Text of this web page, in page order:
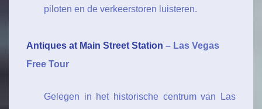
piloten en de verkeerstoren luisteren.
Antiques at Main Street Station – Las Vegas
Free Tour
Gelegen in het historische centrum van Las